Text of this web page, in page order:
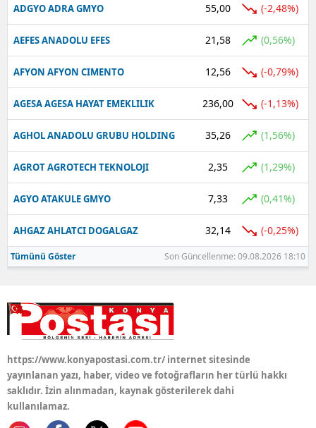
Karabük
Kilis
Osmaniye
Düzce
ADGYO ADRA GMYO 55,00 (-2,48%)
AEFES ANADOLU EFES 21,58 (0,56%)
AFYON AFYON CIMENTO 12,56 (-0,79%)
AGESA AGESA HAYAT EMEKLILIK 236,00 (-1,13%)
AGHOL ANADOLU GRUBU HOLDING 35,26 (1,56%)
AGROT AGROTECH TEKNOLOJI 2,35 (1,29%)
AGYO ATAKULE GMYO 7,33 (0,41%)
AHGAZ AHLATCI DOGALGAZ 32,14 (-0,25%)
Tümünü Göster Son Güncellenme: 09.08.2026 18:10
https://www.konyapostasi.com.tr/ internet sitesinde
yayınlanan yazı, haber, video ve fotoğrafların her türlü hakkı
saklıdır. İzin alınmadan, kaynak gösterilerek dahi
kullanılamaz.